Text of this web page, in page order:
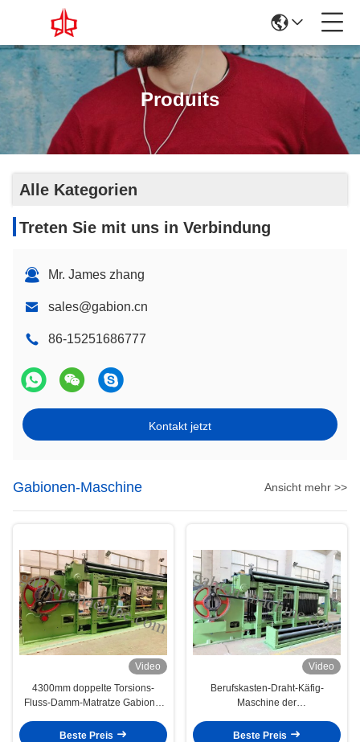
Produits
Alle Kategorien
Treten Sie mit uns in Verbindung
Mr. James zhang
sales@gabion.cn
86-15251686777
Kontakt jetzt
Gabionen-Maschine Ansicht mehr >>
Video
4300mm doppelte Torsions-
Fluss-Damm-Matratze Gabions-
Beste Preis
Video
Berufskasten-Draht-Käfig-
Maschine der
Gabion
Beste Preis